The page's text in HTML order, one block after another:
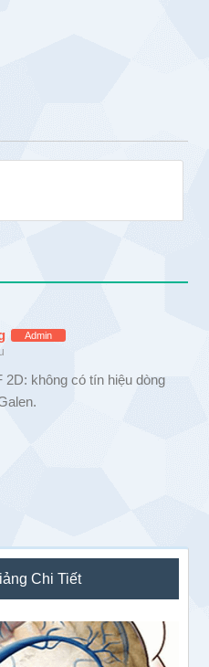
Admin
2D: không có tín hiệu dòng
Chi Tiết